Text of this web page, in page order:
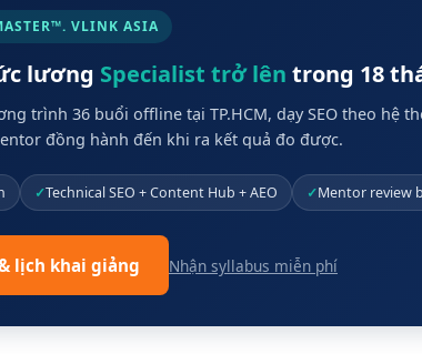
VLINK ASIA
lương Specialist trở lên trong 18
trình 36 buổi offline tại TP.HCM, dạy SEO theo
đồng hành đến khi ra kết quả đo được.
Technical SEO + Content Hub + AEO Mentor review
lịch khai giảng Nhận syllabus miễn phí